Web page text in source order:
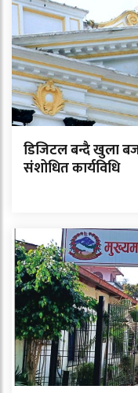
डिजिटल बन्दै खुला
संशोधित कार्यविधि